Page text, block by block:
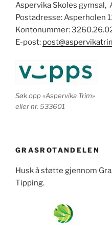
Aspervika Skoles gymsal,
Postadresse: Asperholen
Kontonummer:
E-post:
Søk opp «Aspervika Trim»
eller nr. 533601
GRASROTANDELEN
Husk å støtte gjennom
Tipping.